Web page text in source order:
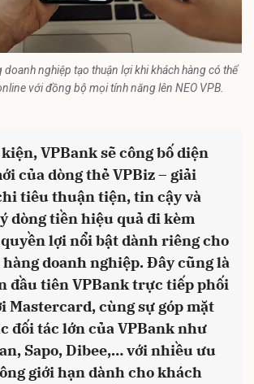
doanh nghiệp tạo thuận lợi khi khách hàng có thể
với đồng bộ mọi tính năng lên NEO VPB.
VPBank sẽ công bố diện
của dòng thẻ VPBiz – giải
tiêu thuận tiện, tin cậy và
dòng tiền hiệu quả đi kèm
lợi nổi bật dành riêng cho
doanh nghiệp. Đây cũng là
đầu tiên VPBank trực tiếp phối
Mastercard, cùng sự góp mặt
đối tác lớn của VPBank như
Sapo, Dibee,… với nhiều ưu
giới hạn dành cho khách